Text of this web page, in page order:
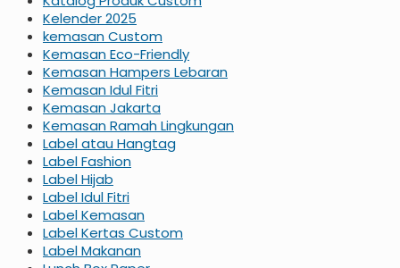
Kelender 2025
kemasan Custom
Kemasan Eco-Friendly
Kemasan Hampers Lebaran
Kemasan Idul Fitri
Kemasan Jakarta
Kemasan Ramah Lingkungan
Label atau Hangtag
Label Fashion
Label Hijab
Label Idul Fitri
Label Kemasan
Label Kertas Custom
Label Makanan